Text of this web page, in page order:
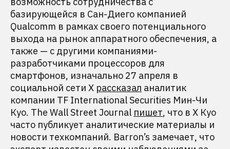
базирующейся в Сан-Диего компанией
Qualcomm в рамках своего потенциального
выхода на рынок аппаратного обеспечения, а
также — с другими компаниями-
разработчиками процессоров для
смартфонов, изначально 27 апреля в
социальной сети X рассказал аналитик
компании TF International Securities Мин-Чи
Куо. The Wall Street Journal пишет, что в X Куо
часто публикует аналитические материалы и
новости техкомпаний. Barron’s замечает, что